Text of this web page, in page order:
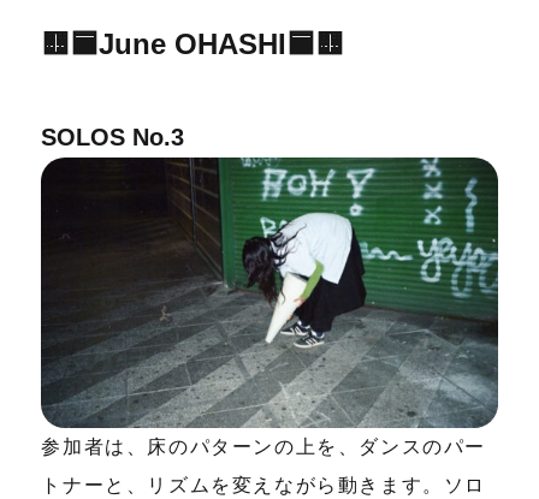
🟨🟦June OHASHI🟦🟨
SOLOS No.3
参加者は、床のパターンの上を、ダンスのパー
トナーと、リズムを変えながら動きます。ソロ